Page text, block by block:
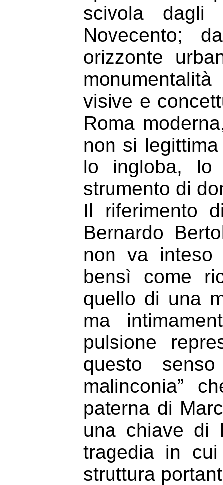
scivola
Novecento;
orizzonte
visive e
Roma
non si
lo ingloba, lo
strumento di
Il riferimento
Bernardo
non va inteso
bensì come
quello di una
ma
pulsione
questo
malinconia”
paterna di
una chiave di
tragedia in
struttura